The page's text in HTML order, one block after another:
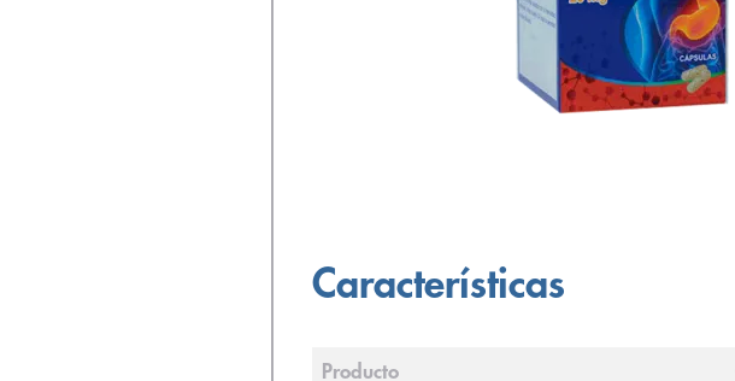
Características
Producto